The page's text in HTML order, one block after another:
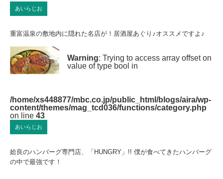
あいらじお
重富温泉の敷地内に隠れた名店が！居酒屋あぐり♪オススメですよ♪
Warning: Trying to access array offset on
value of type bool in
/home/xs448877/mbc.co.jp/public_html/blogs/aira/wp-
content/themes/mag_tcd036/functions/category.php
on line 43
あいらじお
姶良のハンバーグ専門店、「HUNGRY」!! 僕が食べてきたハンバーグ
の中で最強です！